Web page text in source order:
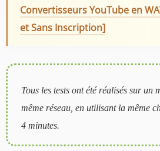
Convertisseurs YouTube en
et Sans Inscription]
Tous les tests ont été réalisés sur un
même réseau, en utilisant la même
4 minutes.